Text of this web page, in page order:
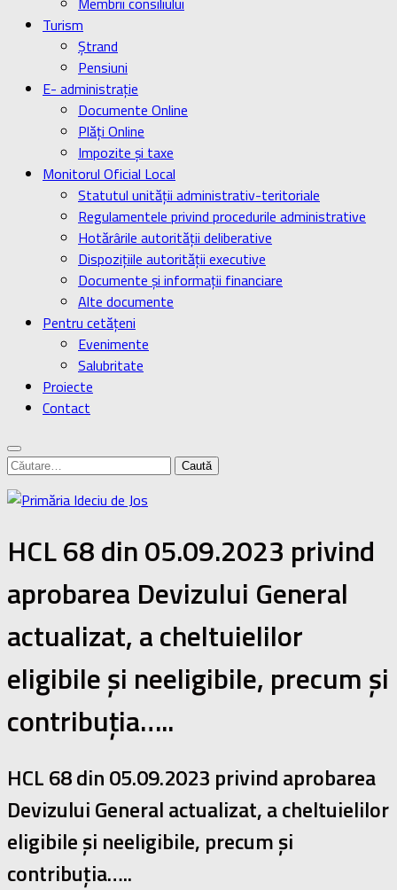
Turism
Ştrand
Pensiuni
E- administrație
Documente Online
Plăți Online
Impozite și taxe
Monitorul Oficial Local
Statutul unității administrativ-teritoriale
Regulamentele privind procedurile administrative
Hotărârile autorității deliberative
Dispozițiile autorității executive
Documente și informații financiare
Alte documente
Pentru cetățeni
Evenimente
Salubritate
Proiecte
Contact
Caută
după:
HCL 68 din 05.09.2023 privind
aprobarea Devizului General
actualizat, a cheltuielilor
eligibile și neeligibile, precum și
contribuția…..
HCL 68 din 05.09.2023 privind aprobarea
Devizului General actualizat, a cheltuielilor
eligibile și neeligibile, precum și
contribuția…..